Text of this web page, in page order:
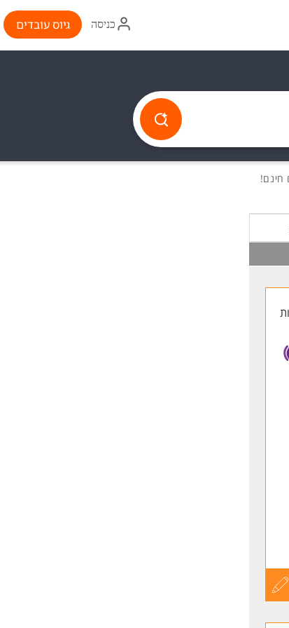
איקון
התחברות
כניסה גיוס עובדים
עדכון